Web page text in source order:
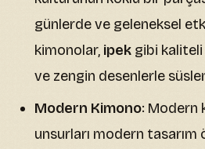
günlerde ve geleneksel
kimonolar, ipek gibi
ve zengin desenlerle
Modern Kimono: Modern
unsurları modern